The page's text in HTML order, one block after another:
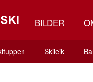
BILDER
Skileik